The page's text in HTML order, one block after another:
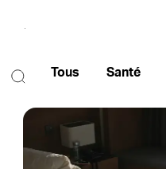
Tous Santé